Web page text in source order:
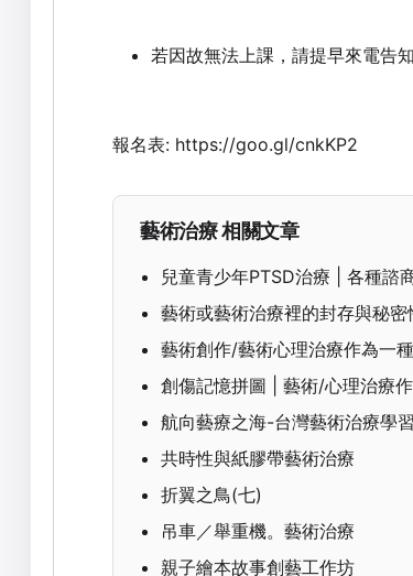
若因故無法上課，請提早來電告
報名表: https://goo.gl/cnkKP2
藝術治療 相關文章
兒童青少年PTSD治療 | 各種諮
藝術或藝術治療裡的封存與秘密
藝術創作/藝術心理治療作為一
創傷記憶拼圖 | 藝術/心理治療
航向藝療之海-台灣藝術治療學
共時性與紙膠帶藝術治療
折翼之鳥(七)
吊車／舉重機。藝術治療
親子繪本故事創藝工作坊